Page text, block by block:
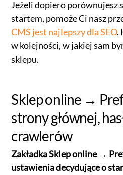
Jeżeli dopiero porównujesz
startem, pomoże Ci nasz
CMS jest najlepszy dla SEO.
w kolejności, w jakiej sam
sklepu.
Sklep online →
strony głównej,
crawlerów
Zakładka Sklep online →
ustawienia decydujące o